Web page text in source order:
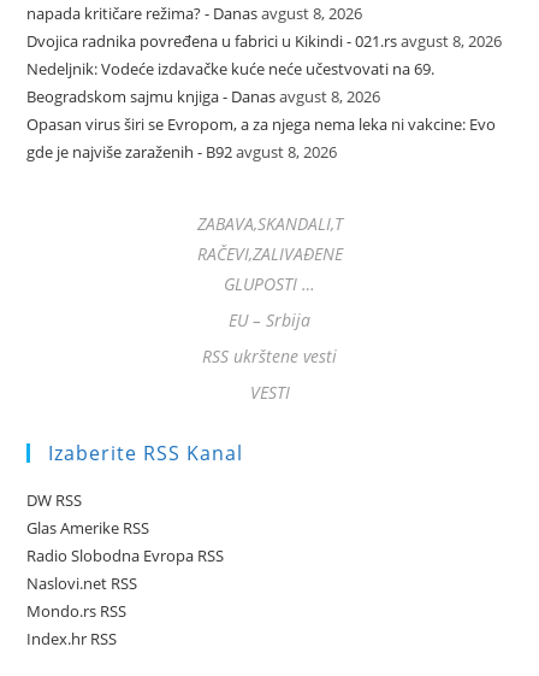
napada kritičare režima? - Danasavgust 8, 2026
Dvojica radnika povređena u fabrici u Kikindi - 021.rsavgust 8, 2026
Nedeljnik: Vodeće izdavačke kuće neće učestvovati na 69.
Beogradskom sajmu knjiga - Danasavgust 8, 2026
Opasan virus širi se Evropom, a za njega nema leka ni vakcine: Evo
gde je najviše zaraženih - B92avgust 8, 2026
ZABAVA,SKANDALI,T
RAČEVI,ZALIVAĐENE
GLUPOSTI …
EU – Srbija
RSS ukrštene vesti
VESTI
Izaberite RSS Kanal
DW RSS
Glas Amerike RSS
Radio Slobodna Evropa RSS
Naslovi.net RSS
Mondo.rs RSS
Index.hr RSS